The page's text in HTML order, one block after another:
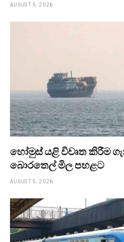
AUGUST 5, 2026
හෝමුස් යළි විවෘත කිරීම
බොරතෙල් මිල පහළට
AUGUST 5, 2026